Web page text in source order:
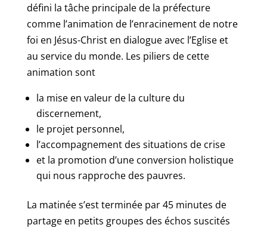
défini la tâche principale de la préfecture
comme l’animation de l’enracinement de notre
foi en Jésus-Christ en dialogue avec l’Eglise et
au service du monde. Les piliers de cette
animation sont
la mise en valeur de la culture du
discernement,
le projet personnel,
l’accompagnement des situations de crise
et la promotion d’une conversion holistique
qui nous rapproche des pauvres.
La matinée s’est terminée par 45 minutes de
partage en petits groupes des échos suscités